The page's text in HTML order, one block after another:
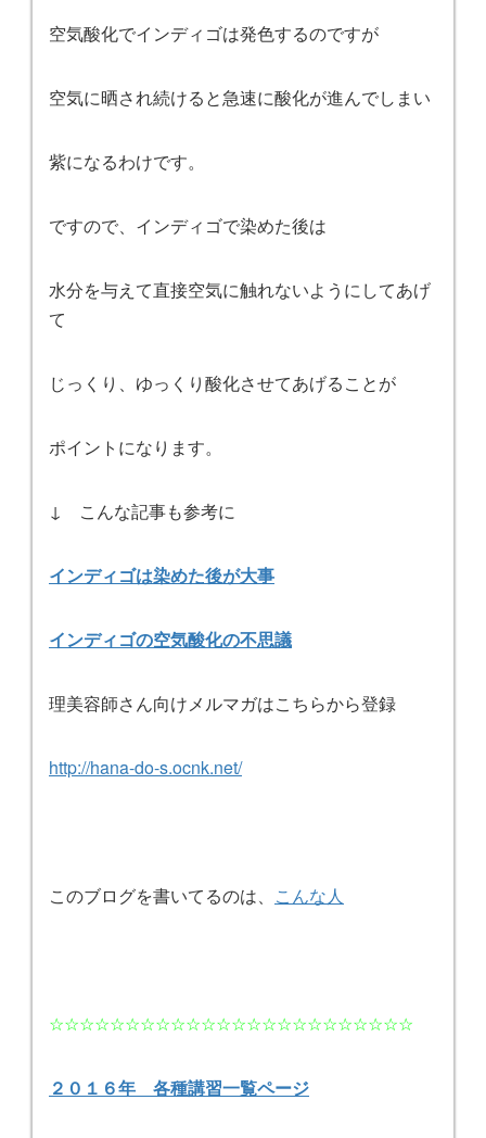
空気酸化でインディゴは発色するのですが
空気に晒され続けると急速に酸化が進んでしまい
紫になるわけです。
ですので、インディゴで染めた後は
水分を与えて直接空気に触れないようにしてあげ
て
じっくり、ゆっくり酸化させてあげることが
ポイントになります。
↓ こんな記事も参考に
インディゴは染めた後が大事
インディゴの空気酸化の不思議
理美容師さん向けメルマガはこちらから登録
http://hana-do-s.ocnk.net/
このブログを書いてるのは、 こんな人
☆☆☆☆☆☆☆☆☆☆☆☆☆☆☆☆☆☆☆☆☆☆☆☆
２０１６年 各種講習一覧ページ